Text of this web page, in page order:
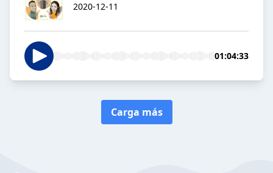
2020-12-11
01:04:33
Carga más